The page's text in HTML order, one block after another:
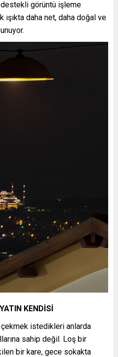
görüntü işleme
daha net, daha doğal ve
KENDİSİ
çekmek istedikleri anlarda
sahip değil. Loş bir
bir kare, gece sokakta